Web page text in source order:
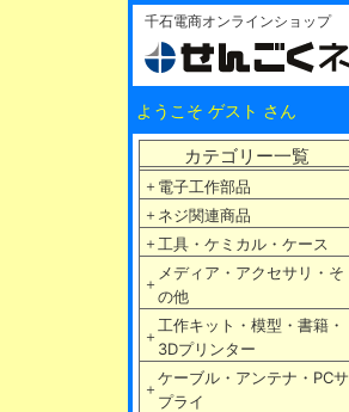
千石電商オンラインショップ
ようこそ ゲスト さん
カテゴリー一覧
＋ 電子工作部品
＋ ネジ関連商品
＋ 工具・ケミカル・ケース
＋
メディア・アクセサリ・そ
の他
＋
工作キット・模型・書籍・
3Dプリンター
＋
ケーブル・アンテナ・PCサ
プライ